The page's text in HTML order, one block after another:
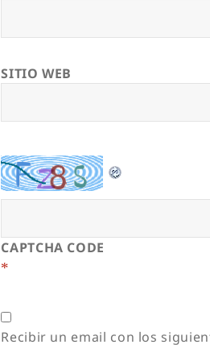
SITIO WEB
CAPTCHA CODE
*
Recibir un email con los